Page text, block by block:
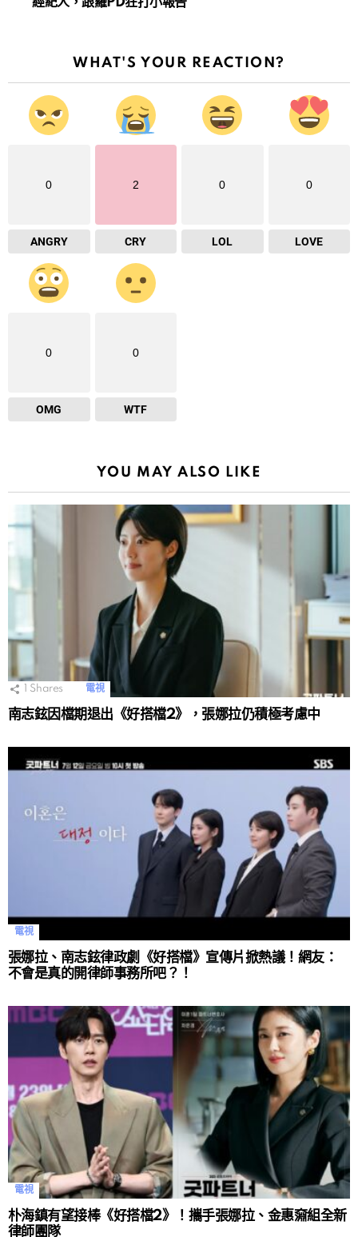
WHAT'S YOUR REACTION?
0
ANGRY
2
CRY
0
LOL
0
LOVE
0
OMG
0
WTF
YOU MAY ALSO LIKE
Shares 電視
南志鉉因檔期退出《好搭檔2》，張娜拉仍積極考慮中
電視
張娜拉、南志鉉律政劇《好搭檔》宣傳片掀熱議！網友：
不會是真的開律師事務所吧？！
電視
朴海鎮有望接棒《好搭檔2》！攜手張娜拉、金惠奫組全新
律師團隊